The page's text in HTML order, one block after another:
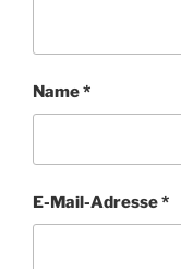
Name*
E-Mail-Adresse*